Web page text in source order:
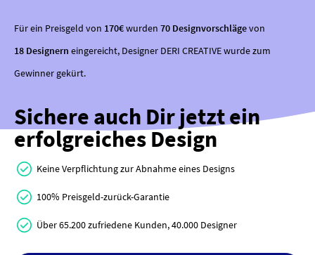
Für ein Preisgeld von 170€wurden 70 Designvorschlägevon
18 Designern eingereicht, Designer DERI CREATIVE wurde zum
Gewinner gekürt.
Sichere auch Dir jetzt ein
erfolgreiches Design
Keine Verpflichtung zur Abnahme eines Designs
100% Preisgeld-zurück-Garantie
Über 65.200 zufriedene Kunden, 40.000 Designer